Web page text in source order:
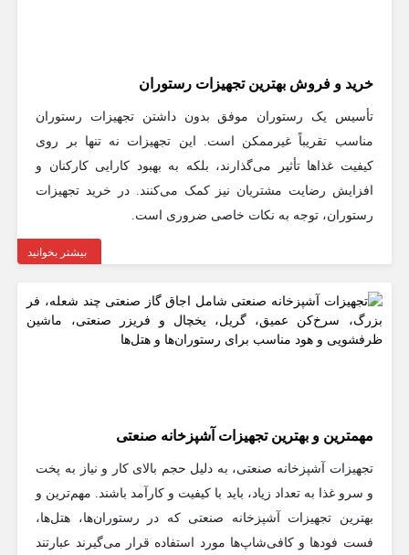
خرید و فروش بهترین تجهیزات رستوران
تأسیس یک رستوران موفق بدون داشتن تجهیزات رستوران
مناسب تقریباً غیرممکن است. این تجهیزات نه تنها بر روی
کیفیت غذاها تأثیر می‌گذارند، بلکه به بهبود کارایی کارکنان و
افزایش رضایت مشتریان نیز کمک می‌کنند. در خرید تجهیزات
رستوران، توجه به نکات خاصی ضروری است.
بیشتر بخوانید
مهمترین و بهترین تجهیزات آشپزخانه صنعتی
تجهیزات آشپزخانه صنعتی، به دلیل حجم بالای کار و نیاز به پخت
و سرو غذا به تعداد زیاد، باید با کیفیت و کارآمد باشند. مهم‌ترین و
بهترین تجهیزات آشپزخانه صنعتی که در رستوران‌ها، هتل‌ها،
فست فودها و کافی‌شاپ‌ها مورد استفاده قرار می‌گیرند عبارتند